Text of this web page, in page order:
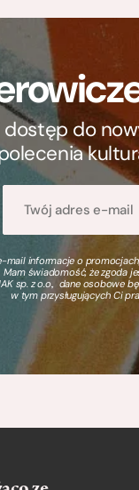
dostęp do
informacje o
Mam świadomość, że zgoda
sp. z o.o., dane osobowe
w tym przysługujących Ci